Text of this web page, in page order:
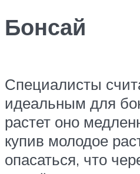
Бонсай
Специалисты
идеальным для
растет оно
купив молодое
опасаться, что